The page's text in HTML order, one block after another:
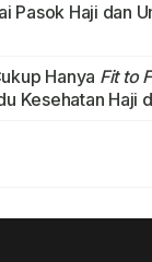
Pasok Haji dan
Hanya Fit to
Kesehatan Haji